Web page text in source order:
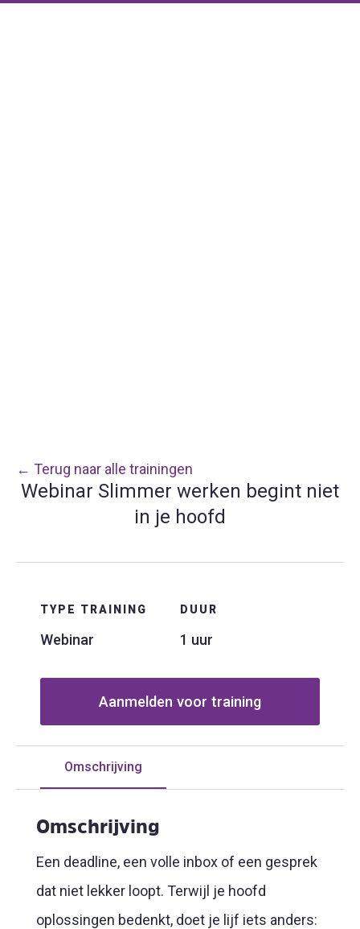
← Terug naar alle trainingen
Webinar Slimmer werken begint niet
in je hoofd
TYPE TRAINING
Webinar
DUUR
1 uur
Aanmelden voor training
Omschrijving
Omschrijving
Een deadline, een volle inbox of een gesprek
dat niet lekker loopt. Terwijl je hoofd
oplossingen bedenkt, doet je lijf iets anders: